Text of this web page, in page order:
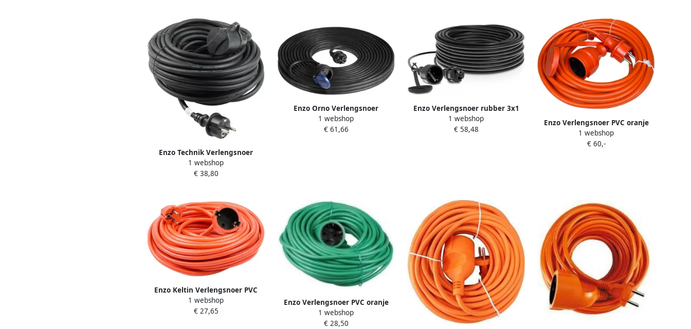
Enzo Technik Verlengsnoer
neopreen 3x1 5qmm 20m
1167071
1 webshop
€ 38,80
Enzo Orno Verlengsnoer
neopreen 3x1 5qmm 30m
1167077
1 webshop
€ 61,66
Enzo Verlengsnoer rubber 3x1
5qmm 25m 1167066
1 webshop
€ 58,48
Enzo Verlengsnoer PVC oranje
3x1 5qmm 40m 1167058
1 webshop
€ 60,-
Enzo Keltin Verlengsnoer PVC
oranje 3x1 5qmm 30m 1167056
1 webshop
€ 27,65
Enzo Verlengsnoer PVC oranje
3x1qmm 30m 1167055
1 webshop
€ 28,50